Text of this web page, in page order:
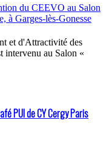
et d'Attractivité des
intervenu au Salon «
PUI de CY Cergy Paris